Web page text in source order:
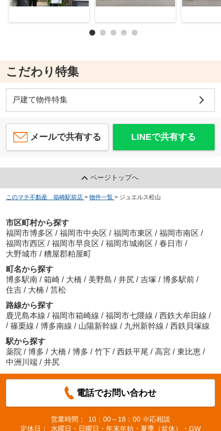
こだわり特集
戸建て物件特集
メールで共有する LINEで共有する
ページトップへ
このマチ不動産 箱崎駅前店 > 物件一覧 > ジュエルス松山
市区町村から探す
福岡市博多区 / 福岡市中央区 / 福岡市東区 / 福岡市南区 /
福岡市西区 / 福岡市早良区 / 福岡市城南区 / 春日市 /
大野城市 / 糟屋郡粕屋町
町名から探す
博多駅南 / 箱崎 / 大橋 / 美野島 / 井尻 / 吉塚 / 博多駅前 /
住吉 / 大楠 / 筥松
路線から探す
鹿児島本線 / 福岡市箱崎線 / 福岡市七隈線 / 西鉄大牟田線 /
/ 篠栗線 / 博多南線 / 山陽新幹線 / 九州新幹線 / 西鉄貝塚線
駅から探す
薬院 / 博多 / 大橋 / 博多 / 竹下 / 西鉄平尾 / 高宮 / 東比恵 /
中洲川端 / 井尻
電話でお問い合わせ
営業時間：
10：00～18：00 ※応相談
定休日：
水曜日・日曜日・年末年始・夏季（盆休）・GW